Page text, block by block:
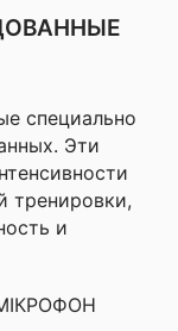
уровня
об
▸Таймер
▸Медитация,
сна,
сна,
специально
Эти
тренировки,
и